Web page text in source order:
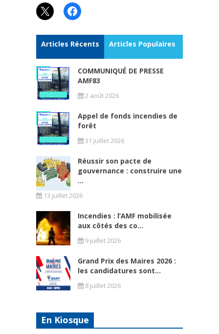
X Facebook
Articles Récents Articles Populaires
COMMUNIQUÉ DE PRESSE
AMF83
2 août 2026
Appel de fonds incendies de
forêt
31 juillet 2026
Réussir son pacte de
gouvernance : construire une
...
13 juillet 2026
Incendies : l’AMF mobilisée
aux côtés des co...
9 juillet 2026
Grand Prix des Maires 2026 :
les candidatures sont...
8 juillet 2026
En Kiosque